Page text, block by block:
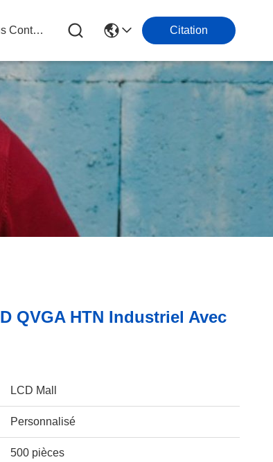
Nous Contacter Citation
QVGA HTN Industriel Avec
LCD Mall
Personnalisé
500 pièces